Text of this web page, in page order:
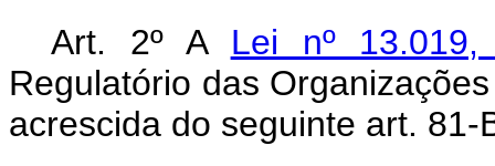
Art. 2º A Lei nº
Regulatório das
acrescida do seguinte art. 81-